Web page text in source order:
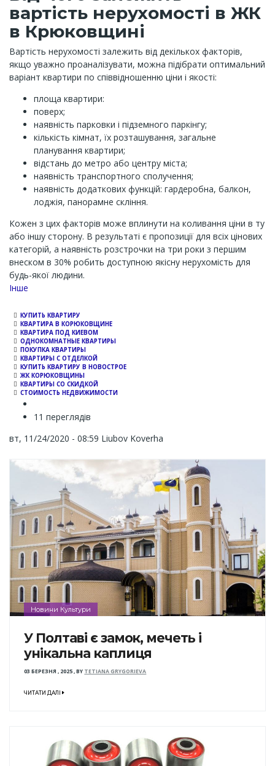
вартість нерухомості в ЖК
в Крюковщині
Вартість нерухомості залежить від декількох факторів,
якщо уважно проаналізувати, можна підібрати оптимальний
варіант квартири по співвідношенню ціни і якості:
площа квартири:
поверх;
наявність парковки і підземного паркінгу;
кількість кімнат, їх розташування, загальне
планування квартири;
відстань до метро або центру міста;
наявність транспортного сполучення;
наявність додаткових функцій: гардеробна, балкон,
лоджія, панорамне скління.
Кожен з цих факторів може вплинути на коливання ціни в ту
або іншу сторону. В результаті є пропозиції для всіх цінових
категорій, а наявність розстрочки на три роки з першим
внеском в 30% робить доступною якісну нерухомість для
будь-якої людини.
Channel
Інше
КУПИТЬ КВАРТИРУ
КВАРТИРА В КОРЮКОВЩИНЕ
КВАРТИРА ПОД КИЕВОМ
ОДНОКОМНАТНЫЕ КВАРТИРЫ
ПОКУПКА КВАРТИРЫ
КВАРТИРЫ С ОТДЕЛКОЙ
КУПИТЬ КВАРТИРУ В НОВОСТРОЕ
ЖК КОРЮКОВЩИНЫ
КВАРТИРЫ СО СКИДКОЙ
СТОИМОСТЬ НЕДВИЖИМОСТИ
11 переглядів
вт, 11/24/2020 - 08:59 Liubov Koverha
Новини Культури
У Полтаві є замок, мечеть і
унікальна каплиця
03 БЕРЕЗНЯ , 2025,BY TETIANA GRYGORIEVA
ЧИТАТИ ДАЛІ